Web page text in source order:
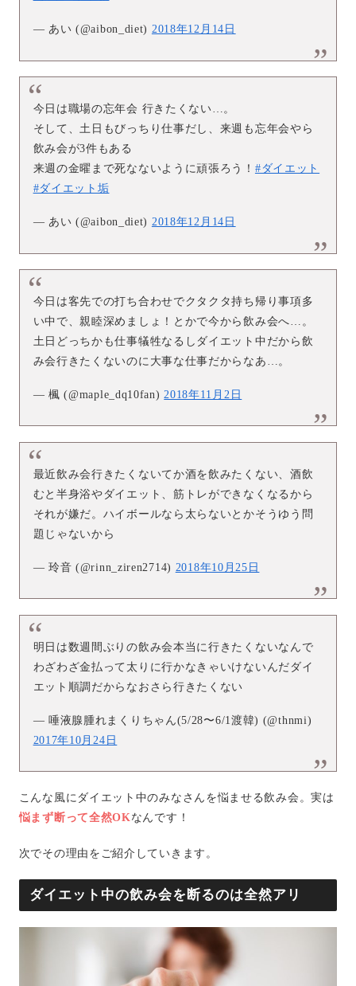
— あい (@aibon_diet) 2018年12月14日
今日は職場の忘年会 行きたくない…。
そして、土日もびっちり仕事だし、来週も忘年会やら
飲み会が3件もある
来週の金曜まで死なないように頑張ろう！ #ダイエット
#ダイエット垢
— あい (@aibon_diet) 2018年12月14日
今日は客先での打ち合わせでクタクタ持ち帰り事項多
い中で、親睦深めましょ！とかで今から飲み会へ…。
土日どっちかも仕事犠牲なるしダイエット中だから飲
み会行きたくないのに大事な仕事だからなあ…。
— 楓 (@maple_dq10fan) 2018年11月2日
最近飲み会行きたくないてか酒を飲みたくない、酒飲
むと半身浴やダイエット、筋トレができなくなるから
それが嫌だ。ハイボールなら太らないとかそうゆう問
題じゃないから
— 玲音 (@rinn_ziren2714) 2018年10月25日
明日は数週間ぶりの飲み会本当に行きたくないなんで
わざわざ金払って太りに行かなきゃいけないんだダイ
エット順調だからなおさら行きたくない
— 唾液腺腫れまくりちゃん(5/28〜6/1渡韓) (@thnmi)
2017年10月24日
こんな風にダイエット中のみなさんを悩ませる飲み会。実は
悩まず断って全然OKなんです！
次でその理由をご紹介していきます。
ダイエット中の飲み会を断るのは全然アリ